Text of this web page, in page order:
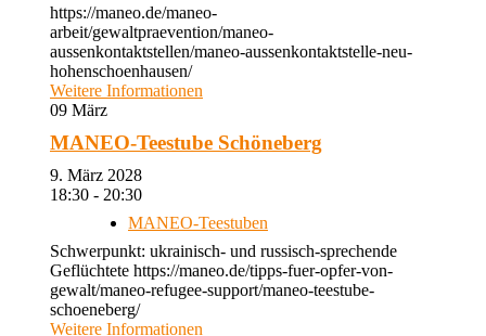
https://maneo.de/maneo-
arbeit/gewaltpraevention/maneo-
aussenkontaktstellen/maneo-aussenkontaktstelle-neu-
hohenschoenhausen/
Weitere Informationen
09 März
MANEO-Teestube Schöneberg
9. März 2028
18:30 - 20:30
MANEO-Teestuben
Schwerpunkt: ukrainisch- und russisch-sprechende
Geflüchtete https://maneo.de/tipps-fuer-opfer-von-
gewalt/maneo-refugee-support/maneo-teestube-
schoeneberg/
Weitere Informationen